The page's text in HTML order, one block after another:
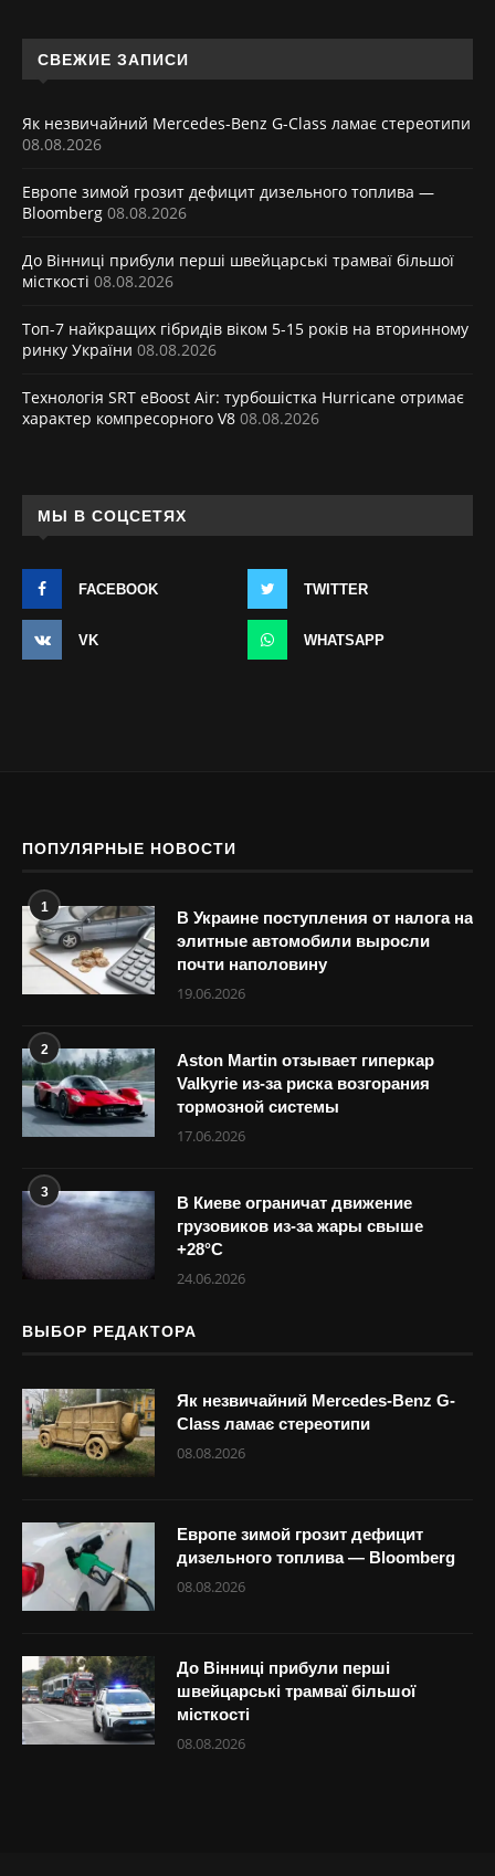
СВЕЖИЕ ЗАПИСИ
Як незвичайний Mercedes-Benz G-Class ламає стереотипи
08.08.2026
Европе зимой грозит дефицит дизельного топлива —
Bloomberg 08.08.2026
До Вінниці прибули перші швейцарські трамваї більшої
місткості 08.08.2026
Топ-7 найкращих гібридів віком 5-15 років на вторинному
ринку України 08.08.2026
Технологія SRT eBoost Air: турбошістка Hurricane отримає
характер компресорного V8 08.08.2026
МЫ В СОЦСЕТЯХ
FACEBOOK TWITTER
VK WHATSAPP
ПОПУЛЯРНЫЕ НОВОСТИ
1
В Украине поступления от налога на
элитные автомобили выросли
почти наполовину
19.06.2026
2
Aston Martin отзывает гиперкар
Valkyrie из-за риска возгорания
тормозной системы
17.06.2026
3
В Киеве ограничат движение
грузовиков из-за жары свыше
+28°С
24.06.2026
ВЫБОР РЕДАКТОРА
Як незвичайний Mercedes-Benz G-
Class ламає стереотипи
08.08.2026
Европе зимой грозит дефицит
дизельного топлива — Bloomberg
08.08.2026
До Вінниці прибули перші
швейцарські трамваї більшої
місткості
08.08.2026